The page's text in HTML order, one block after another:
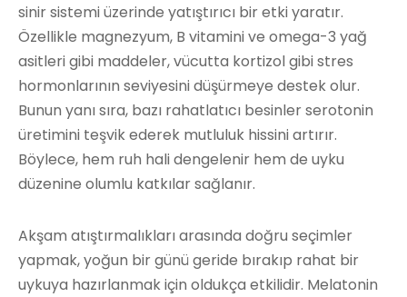
sinir sistemi üzerinde yatıştırıcı bir etki yaratır.
Özellikle magnezyum, B vitamini ve omega-3 yağ
asitleri gibi maddeler, vücutta kortizol gibi stres
hormonlarının seviyesini düşürmeye destek olur.
Bunun yanı sıra, bazı rahatlatıcı besinler serotonin
üretimini teşvik ederek mutluluk hissini artırır.
Böylece, hem ruh hali dengelenir hem de uyku
düzenine olumlu katkılar sağlanır.
Akşam atıştırmalıkları arasında doğru seçimler
yapmak, yoğun bir günü geride bırakıp rahat bir
uykuya hazırlanmak için oldukça etkilidir. Melatonin